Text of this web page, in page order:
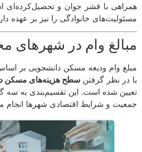
با قشر جوان و تحصیل‌کرده‌ای است
خانوادگی را نیز بر عهده دارند.
وام در شهرهای
وام ودیعه مسکن دانشجویی بر اساس
نظر گرفتن سطح هزینه‌های مسکن در
شده است. این تقسیم‌بندی به سه
و شرایط اقتصادی شهرها انجام